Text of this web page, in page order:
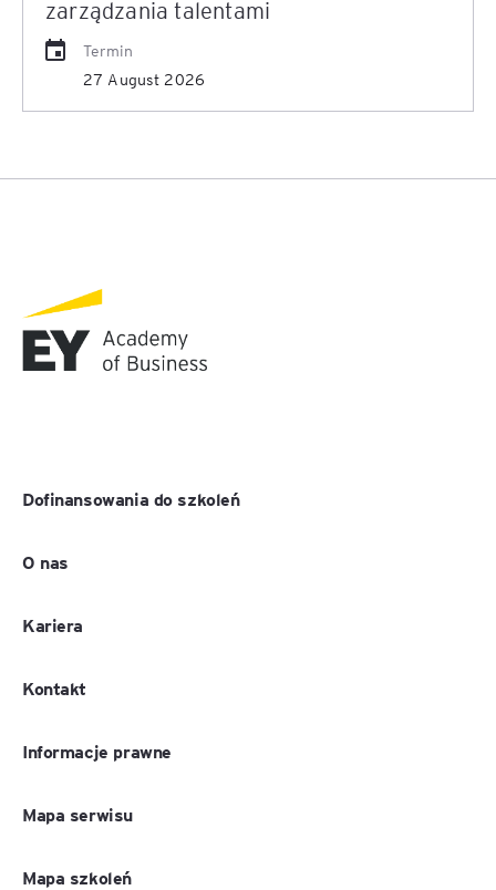
zarządzania talentami
Termin
27 August 2026
Dofinansowania do szkoleń
O nas
Kariera
Kontakt
Informacje prawne
Mapa serwisu
Mapa szkoleń